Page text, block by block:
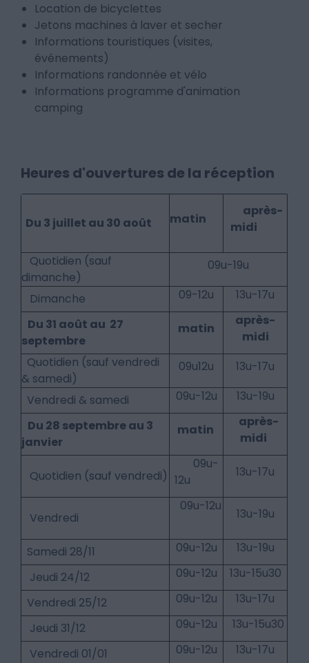
Location de bicyclettes
Jetons machines à laver et secher
Informations touristiques (visites,
événements)
Informations randonnée et vélo
Informations programme d'animation
camping
Heures d'ouvertures de la réception
Du 3 juillet au 30 août matin
après-
midi
Quotidien (sauf
dimanche)
09u-19u
Dimanche 09-12u
13u-17u
Du 31 août au 27
septembre
matin
après-
midi
Quotidien (sauf vendredi
& samedi)
09u12u 13u-17u
Vendredi & samedi 09u-12u
13u-19u
Du 28 septembre au 3
janvier
matin
après-
midi
Quotidien (sauf vendredi)
09u-
12u
13u-17u
Vendredi
09u-12u
13u-19u
Samedi 28/11 09u-12u
13u-19u
Jeudi 24/12
09u-12u
13u-15u30
Vendredi 25/12
09u-12u
13u-17u
Jeudi 31/12
09u-12u
13u-15u30
Vendredi 01/01
09u-12u 13u-17u